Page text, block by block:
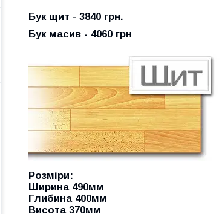
Бук щит - 3840 грн.
Бук масив - 4060 грн
Розміри:
Ширина 490мм
Глибина 400мм
Висота 370мм